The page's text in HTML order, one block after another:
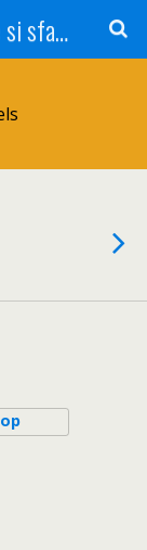
Restaurant si Mancare Retete si sfaturi Picant bun si rapid